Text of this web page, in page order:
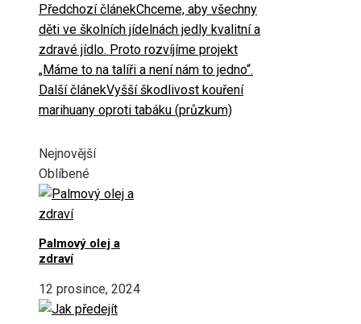
Předchozí článekChceme, aby všechny
děti ve školních jídelnách jedly kvalitní a
zdravé jídlo. Proto rozvíjíme projekt
„Máme to na talíři a není nám to jedno“.
Další článekVyšší škodlivost kouření
marihuany oproti tabáku (průzkum)
Nejnovější
Oblíbené
Palmový olej a
zdraví
12 prosince, 2024